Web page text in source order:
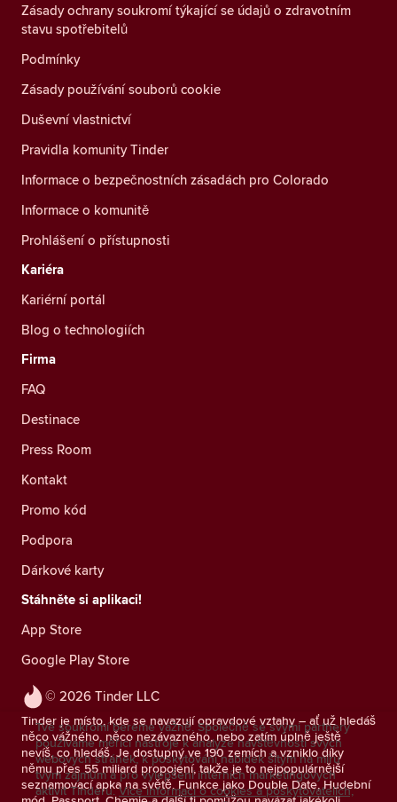
© 2026 Tinder LLC
Tinder je místo, kde se navazují opravdové vztahy – ať už hledáš
něco vážného, něco nezávazného, nebo zatím úplně ještě
nevíš, co hledáš. Je dostupný ve 190 zemích a vzniklo díky
němu přes 55 miliard propojení, takže je to nejpopulárnější
seznamovací apka na světě. Funkce jako Double Date, Hudební
Zásady ochrany soukromí týkající se údajů o zdravotním
stavu spotřebitelů
Podmínky
Zásady používání souborů cookie
Duševní vlastnictví
Pravidla komunity Tinder
Informace o bezpečnostních zásadách pro Colorado
Informace o komunitě
Prohlášení o přístupnosti
Kariéra
Kariérní portál
Blog o technologiích
Firma
FAQ
Destinace
Press Room
Kontakt
Promo kód
Podpora
Dárkové karty
Stáhněte si aplikaci!
App Store
Google Play Store
Tvé soukromí bereme vážně. Společně se svými partnery
používáme měřicí nástroje k analýze návštěvnosti svých
webových stránek, k poskytování nabídek šitým na míru
tvým zájmům a pro vylepšení interních marketingových
aktivit Tinderu. Více informací o cookies a poskytovatelích,